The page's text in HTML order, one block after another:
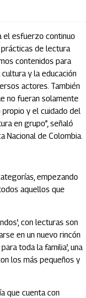
el esfuerzo continuo
de lectura
contenidos para
y la educación
actores. También
no fueran solamente
y el cuidado del
en grupo”, señaló
Nacional de Colombia.
empezando
aquellos que
con lecturas son
en un nuevo rincón
toda la familia', una
los más pequeños y
que cuenta con